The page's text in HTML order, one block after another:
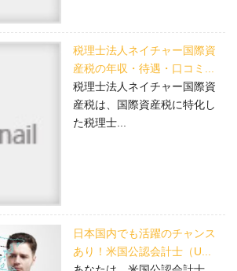
税理士法人ネイチャー国際資
産税の年収・待遇・口コミ...
税理士法人ネイチャー国際資
産税は、国際資産税に特化し
た税理士...
日本国内でも活躍のチャンス
あり！米国公認会計士（U...